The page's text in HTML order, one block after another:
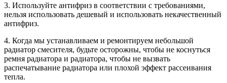
3. Используйте антифриз в соответствии с требованиями,
нельзя использовать дешевый и использовать некачественный
антифриз.
4. Когда мы устанавливаем и ремонтируем небольшой
радиатор смесителя, будьте осторожны, чтобы не коснуться
ремня радиатора и радиатора, чтобы не вызвать
распечатывание радиатора или плохой эффект рассеивания
тепла.